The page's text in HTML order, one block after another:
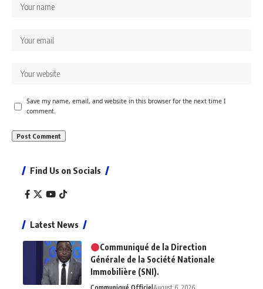
Save my name, email, and website in this browser for the next time I
comment.
Find Us on Socials
Latest News
Communiqué de la Direction
Générale de la Société Nationale
Immobilière (SNI).